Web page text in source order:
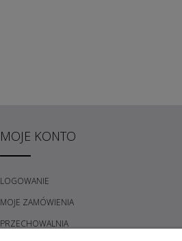
MOJE KONTO
LOGOWANIE
MOJE ZAMÓWIENIA
PRZECHOWALNIA